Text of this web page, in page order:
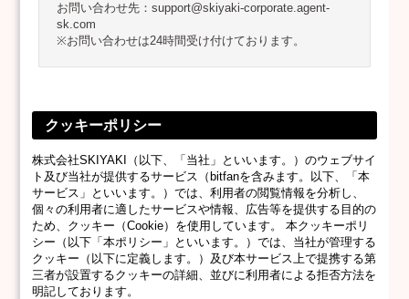
お問い合わせ先：support@skiyaki-corporate.agent-
sk.com
※お問い合わせは24時間受け付けております。
クッキーポリシー
株式会社SKIYAKI（以下、「当社」といいます。）のウェブサイ
ト及び当社が提供するサービス（bitfanを含みます。以下、「本
サービス」といいます。）では、利用者の閲覧情報を分析し、
個々の利用者に適したサービスや情報、広告等を提供する目的の
ため、クッキー（Cookie）を使用しています。 本クッキーポリ
シー（以下「本ポリシー」といいます。）では、当社が管理する
クッキー（以下に定義します。）及び本サービス上で提携する第
三者が設置するクッキーの詳細、並びに利用者による拒否方法を
明記しております。